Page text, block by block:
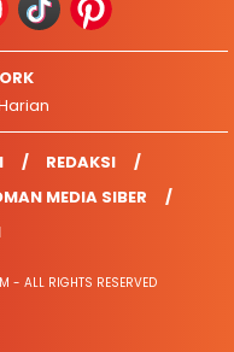
REDAKSI
MEDIA SIBER
- ALL RIGHTS RESERVED